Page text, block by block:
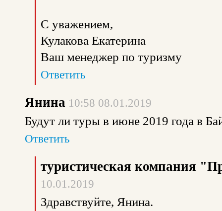
С уважением,
Кулакова Екатерина
Ваш менеджер по туризму
Ответить
Янина 10:58 08.01.2019
Будут ли туры в июне 2019 года в
Ответить
туристическая компания
10.01.2019
Здравствуйте, Янина.